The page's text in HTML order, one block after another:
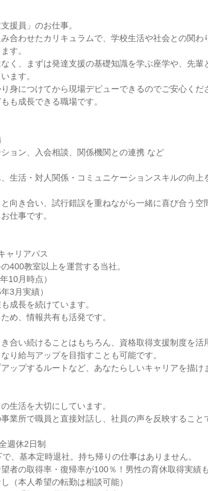
援員」のお仕事。
合わせたカリキュラムで、学校生活や社会との関わ
す。
く、まずは発達支援の基礎知識を学ぶ座学や、先輩
ます。
身につけてから現場デビューできるのでご安心くだ
も成長できる職場です。
ョン、入会相談、関係機関との連携 など
生活・対人関係・コミュニケーションスキルの向上
向き合い、試行錯誤を重ねながら一緒に喜び合う
仕事です。
ャリアパス
400教室以上を運営する当社。
10月時点）
3月実績）
成長を続けています。
め、情報共有も活発です。
合い続けることはもちろん、資格取得支援制度を活
り給与アップを目指すことも可能です。
ップするルートなど、あなたらしいキャリアを描け
生活を大切にしています。
業所で職員と直接対話し、社員の声を反映すること
週休2日制
、基本定時退社。持ち帰りの仕事はありません。
者の取得率・復帰率が100％！男性の育休取得実績も
（本人希望の転勤は相談可能）